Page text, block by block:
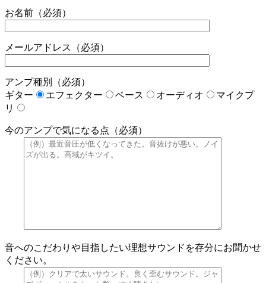
お名前（必須）
メールアドレス（必須）
アンプ種別（必須）
ギター
エフェクター ベース オーディオ
マイクプ
リ
今のアンプで気になる点（必須）
音へのこだわりや目指したい理想サウンドを存分にお聞かせ
ください。